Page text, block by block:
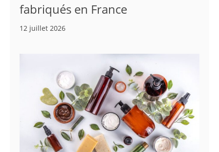
fabriqués en France
12 juillet 2026